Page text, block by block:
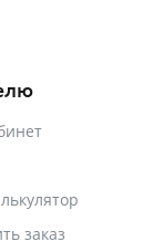
заказ